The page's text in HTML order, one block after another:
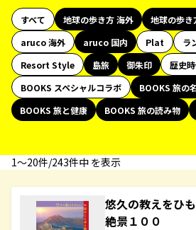
すべて 地球の歩き方 海外
地球の歩き
aruco 海外
aruco 国内 Plat
ラ
Resort Style
島旅 御朱印 歴史
BOOKS スペシャルコラボ
BOOKS 旅の
BOOKS 旅と健康
BOOKS 旅の読み物
1〜20件/243件中 を表示
悠久の教えをひ
絶景１００